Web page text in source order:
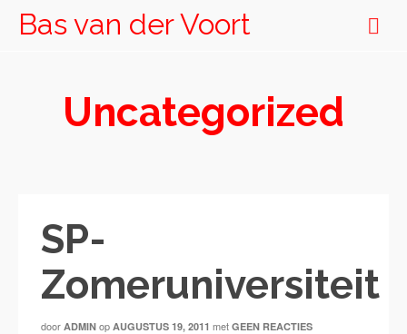
Bas van der Voort
Uncategorized
SP-
Zomeruniversiteit
door ADMIN op AUGUSTUS 19, 2011 met GEEN REACTIES